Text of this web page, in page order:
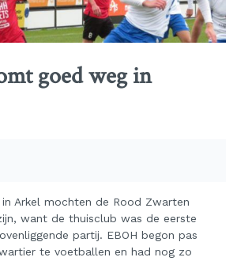
goed weg in
Arkel mochten de Rood Zwarten
want de thuisclub was de eerste
partij. EBOH begon pas
te voetballen en had nog zo